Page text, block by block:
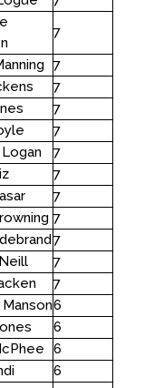
7
7
7
7
7
7
7
7
7
7
7
7
Manson6
6
6
6